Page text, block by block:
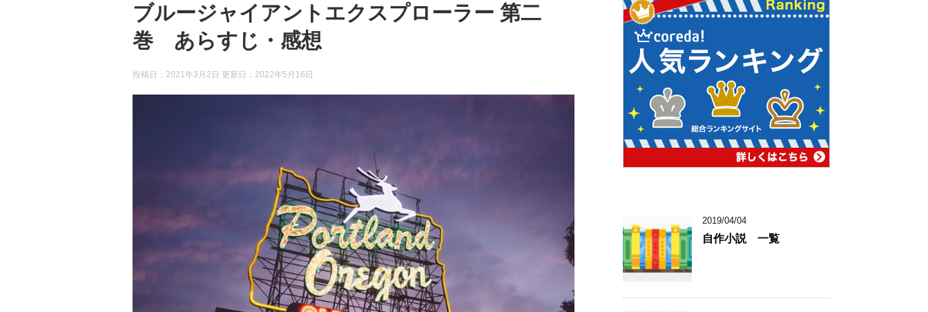
ブルージャイアントエクスプローラー 第二
巻 あらすじ・感想
投稿日：2021年3月2日 更新日： 2022年5月16日
2019/04/04
自作小説 一覧